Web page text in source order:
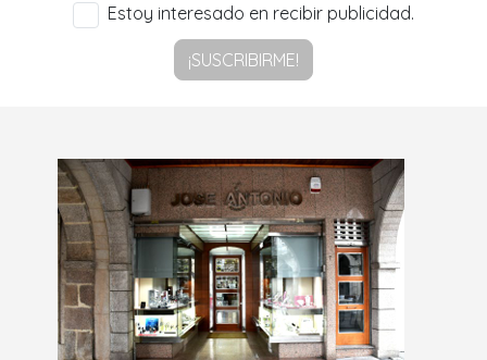
Estoy interesado en recibir publicidad.
¡SUSCRIBIRME!